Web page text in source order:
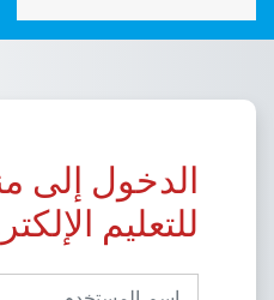
الدخول إلى
للتعليم
اسم المستخدم